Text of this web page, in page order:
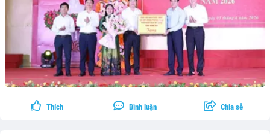
Thích Bình luận Chia sẻ